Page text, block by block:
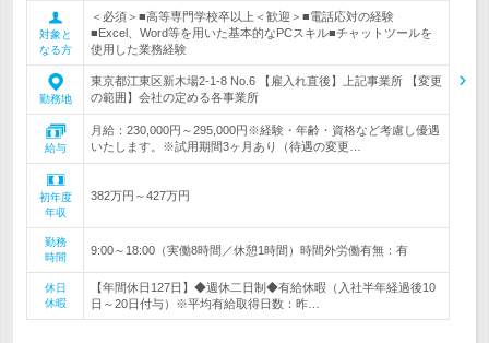
対象と
なる方
＜必須＞■高等専門学校卒以上＜歓迎＞■電話応対の経験
■Excel、Word等を用いた基本的なPCスキル■チャットツールを
使用した業務経験
勤務地
東京都江東区新木場2-1-8 No.6 【雇入れ直後】上記事業所 【変更
の範囲】会社の定める各事業所
給与
月給：230,000円～295,000円※経験・年齢・資格など考慮し優遇
いたします。※試用期間3ヶ月あり（待遇の変更…
初年度
年収
382万円～427万円
勤務
時間
9:00～18:00（実働8時間／休憩1時間）時間外労働有無：有
休日
休暇
【年間休日127日】◆週休二日制◆有給休暇（入社半年経過後10
日～20日付与）※平均有給取得日数：昨…